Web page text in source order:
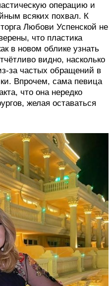
операцию и
всяких похвал. К
Любови Успенской не
что пластика
в новом облике узнать
видно, насколько
за частых обращений в
Впрочем, сама певица
что она нередко
желая оставаться